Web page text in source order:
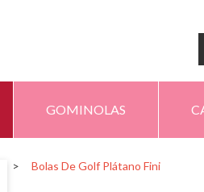
GOMINOLAS
> Bolas De Golf Plátano Fini